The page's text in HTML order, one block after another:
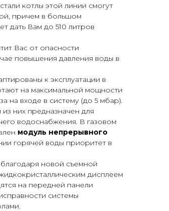
котлы этой линии смогут
причем в большом
дать Вам до 510 литров
Вас от опасности
повышения давления воды в
к эксплуатации в
на максимальной мощности
на входе в систему (до 5 мбар).
них предназначен для
водоснабжения. В газовом
модуль непрерывного
горячей воды приоритет в
новой съемной
дисплеем
на передней панели
системы